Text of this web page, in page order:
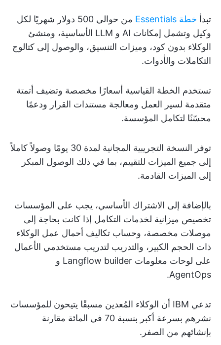
تبدأ خطة Essentials
من حوالي 500 دولار شهريًا لكل
وكيل وتشمل إمكانات AI و LLM الأساسية، ومنشئ
الوكلاء بدون كود، وميزات التنسيق، والوصول إلى كتالوج
التكاملات والأدوات.
تستخدم الخطة القياسية أسعارًا مخصصة وتضيف أتمتة
متقدمة لسير العمل ومعالجة مستندات القرار ودعمًا
محسّنًا لتكامل المؤسسة.
توفر النسخة التجريبية المجانية لمدة 30 يومًا وصولاً كاملاً
إلى جميع الميزات للتقييم، بما في ذلك الوصول المبكر
إلى الميزات القادمة.
بالإضافة إلى الاشتراك الأساسي، يجب على المؤسسات
تخصيص ميزانية لخدمات التكامل إذا كانت بحاجة إلى
موصلات مخصصة، وحساب تكاليف أحمال عمل الوكلاء
ذات الحجم الكبير، والتدريب لتدريب مستخدمي الأعمال
على لوحات معلومات Langflow builder و
AgentOps.
تدعي IBM أن الوكلاء المُعدين مسبقًا يتيحون للمؤسسات
نشرهم بسرعة أكبر بنسبة 70 في المائة مقارنة
بإنشائهم من الصفر.